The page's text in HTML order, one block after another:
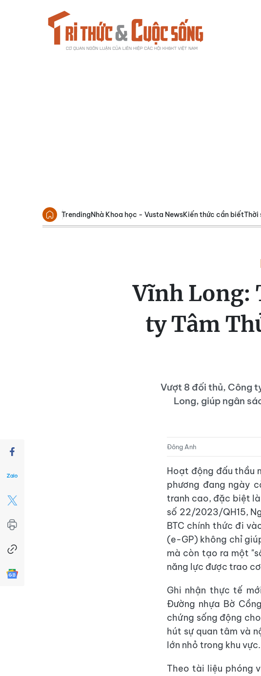
TrendingNhà Khoa học - Vusta NewsKiến thức cần biếtThời
Vĩnh Long:
ty Tâm
Vượt 8 đối thủ, Công
Long, giúp ngân
Đông Anh
Hoạt động đấu thầu
phương đang ngày
tranh cao, đặc biệt
số 22/2023/QH15,
BTC chính thức đi
(e-GP) không chỉ
mà còn tạo ra một
năng lực được trao
Ghi nhận thực tế
Đường nhựa Bờ
chứng sống động
hút sự quan tâm và
lớn nhỏ trong khu vực.
Theo tài liệu phóng